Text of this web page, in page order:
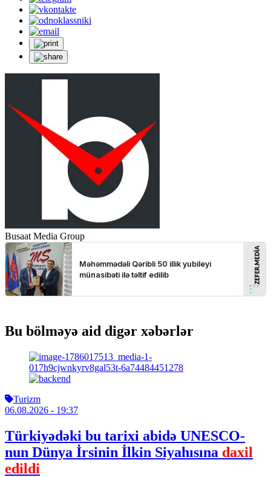
Busaat Media Group
Bu bölməyə aid digər xəbərlər
Turizm
06.08.2026 - 19:37
Türkiyədəki bu tarixi abidə UNESCO-
nun Dünya İrsinin İlkin Siyahısına daxil
edildi